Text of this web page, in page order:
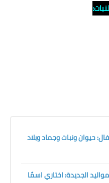
حيوان ونبات وجماد وبلاد
الجديدة: اختاري اسمًا